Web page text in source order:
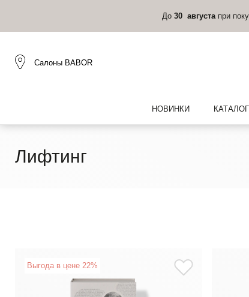
До 30 августа при
Салоны BABOR
НОВИНКИ КАТАЛОГ
Лифтинг
Выгода в цене 22%